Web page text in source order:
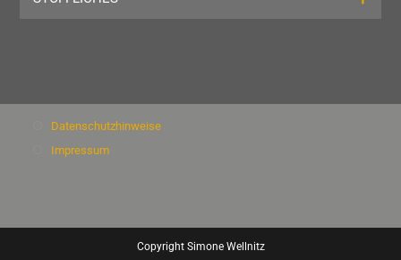
Datenschutzhinweise
Impressum
Copyright Simone Wellnitz